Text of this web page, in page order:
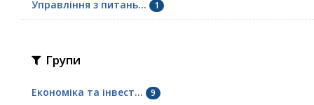
Управління з питань... 1
Групи
Економіка та інвест... 9